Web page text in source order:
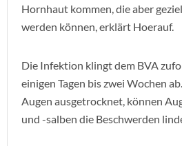
Hornhaut kommen, die aber
werden können, erklärt Hoerauf.
Die Infektion klingt dem BVA
einigen Tagen bis zwei Wochen
Augen ausgetrocknet, können
und -salben die Beschwerden